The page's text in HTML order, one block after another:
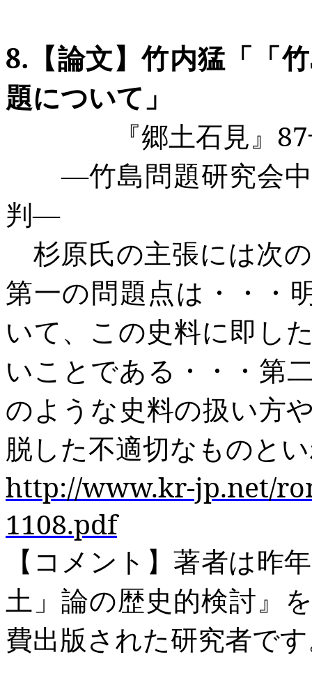
8. 【論文】竹内猛「「
題について」
『郷土石見』 87
―竹島問題研究会中
判―
杉原氏の主張には次
第一の問題点は・・・
いて、この史料に即し
いことである・・・第
のような史料の扱い方
脱した不適切なものと
http://www.kr-jp.net/
1108.pdf
【コメント】著者は昨
土」論の歴史的検討』
費出版された研究者で